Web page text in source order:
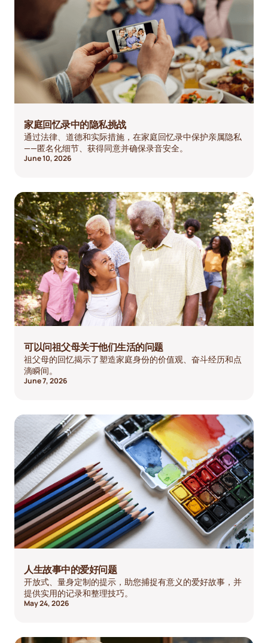
家庭回忆录中的隐私挑战
通过法律、道德和实际措施，在家庭回忆录中保护亲属隐私
——匿名化细节、获得同意并确保录音安全。
June 10, 2026
可以问祖父母关于他们生活的问题
祖父母的回忆揭示了塑造家庭身份的价值观、奋斗经历和点
滴瞬间。
June 7, 2026
人生故事中的爱好问题
开放式、量身定制的提示，助您捕捉有意义的爱好故事，并
提供实用的记录和整理技巧。
May 24, 2026